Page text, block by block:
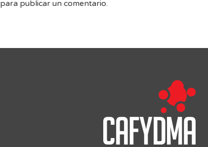
para publicar un comentario.